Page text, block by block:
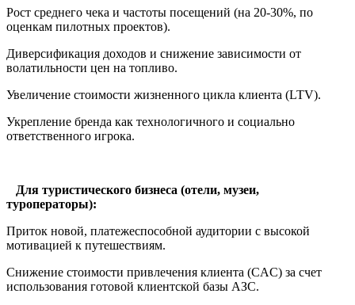
Рост среднего чека и частоты посещений (на 20-30%, по
оценкам пилотных проектов).
Диверсификация доходов и снижение зависимости от
волатильности цен на топливо.
Увеличение стоимости жизненного цикла клиента (LTV).
Укрепление бренда как технологичного и социально
ответственного игрока.
Для туристического бизнеса (отели, музеи,
туроператоры):
Приток новой, платежеспособной аудитории с высокой
мотивацией к путешествиям.
Снижение стоимости привлечения клиента (CAC) за счет
использования готовой клиентской базы АЗС.